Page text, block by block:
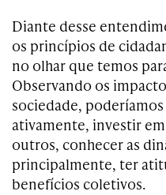
Diante desse
os princípios de
no olhar que temos
Observando os
sociedade,
ativamente, investir
outros, conhecer as
principalmente, ter
benefícios coletivos.